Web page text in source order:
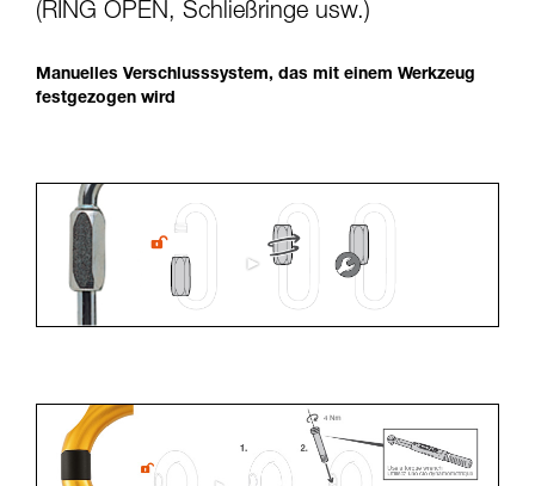
(RING OPEN, Schließringe usw.)
Manuelles Verschlusssystem, das mit einem Werkzeug
festgezogen wird